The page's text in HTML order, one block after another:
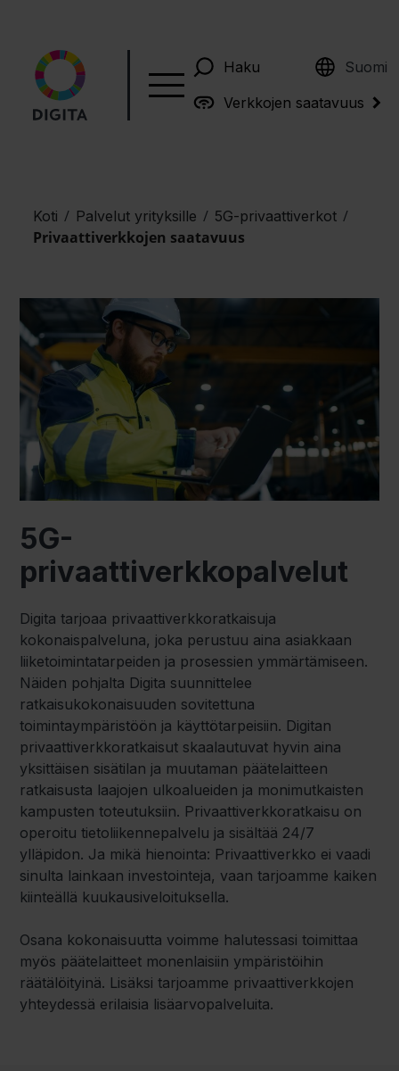
Haku Suomi
English
Verkkojen saatavuus
Koti / Palvelut yrityksille / 5G-privaattiverkot /
Privaattiverkkojen saatavuus
5G-
privaattiverkkopalvelut
Digita tarjoaa privaattiverkkoratkaisuja
kokonaispalveluna, joka perustuu aina asiakkaan
liiketoimintatarpeiden ja prosessien ymmärtämiseen.
Näiden pohjalta Digita suunnittelee
ratkaisukokonaisuuden sovitettuna
toimintaympäristöön ja käyttötarpeisiin. Digitan
privaattiverkkoratkaisut skaalautuvat hyvin aina
yksittäisen sisätilan ja muutaman päätelaitteen
ratkaisusta laajojen ulkoalueiden ja monimutkaisten
kampusten toteutuksiin. Privaattiverkkoratkaisu on
operoitu tietoliikennepalvelu ja sisältää 24/7
ylläpidon. Ja mikä hienointa: Privaattiverkko ei vaadi
sinulta lainkaan investointeja, vaan tarjoamme kaiken
kiinteällä kuukausiveloituksella.
Osana kokonaisuutta voimme halutessasi toimittaa
myös päätelaitteet monenlaisiin ympäristöihin
räätälöityinä. Lisäksi tarjoamme privaattiverkkojen
yhteydessä erilaisia lisäarvopalveluita.